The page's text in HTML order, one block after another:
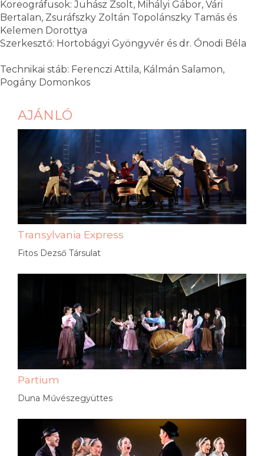
Koreográfusok: Juhász Zsolt, Mihályi Gábor, Vári
Bertalan, Zsuráfszky Zoltán Topolánszky Tamás és
Kelemen Dorottya
Szerkesztő: Hortobágyi Gyöngyvér és dr. Ónodi Béla
Technikai stáb: Ferenczi Attila, Kálmán Salamon,
Pogány Domonkos
AJÁNLÓ
Transylvania Express
Fitos Dezső Társulat
Partium
Duna Művészegyüttes